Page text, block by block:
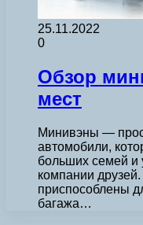
25.11.2022
0
Обзор
мест
Минивэны —
автомобили,
больших семей и
компании
приспособлены
багажа…